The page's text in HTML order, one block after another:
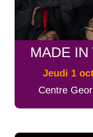
MADE
jeudi 1
Centre